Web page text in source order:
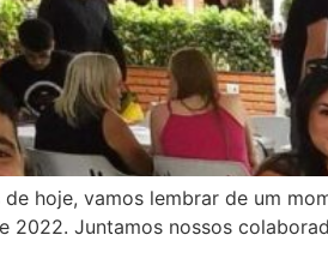
de hoje, vamos lembrar de um
2022. Juntamos nossos